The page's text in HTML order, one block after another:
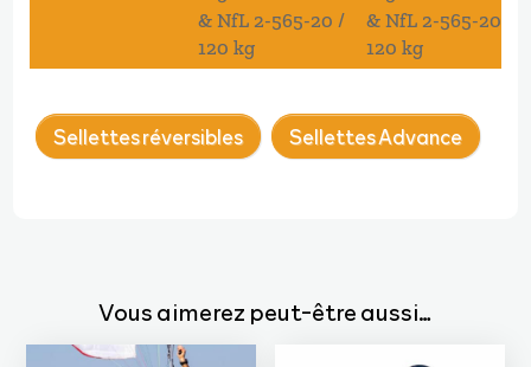
& NfL 2-565-20 /
120 kg
& NfL 2-565-20 /
120 kg
Sellettes réversibles Sellettes Advance
Vous aimerez peut-être aussi…